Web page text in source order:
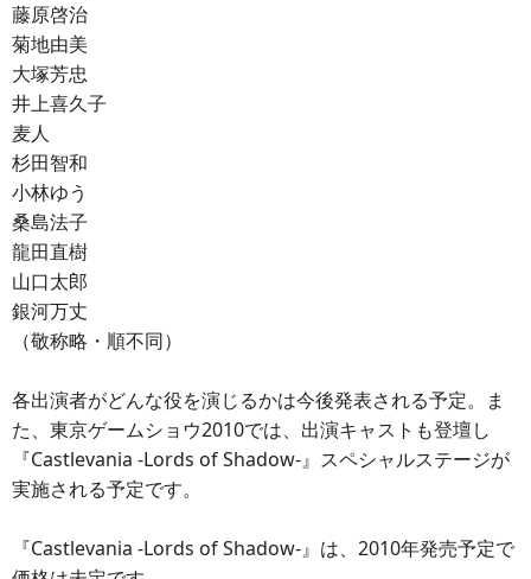
藤原啓治
菊地由美
大塚芳忠
井上喜久子
麦人
杉田智和
小林ゆう
桑島法子
龍田直樹
山口太郎
銀河万丈
（敬称略・順不同）
各出演者がどんな役を演じるかは今後発表される予定。ま
た、東京ゲームショウ2010では、出演キャストも登壇し
『Castlevania -Lords of Shadow-』スペシャルステージが
実施される予定です。
『Castlevania -Lords of Shadow-』は、2010年発売予定で